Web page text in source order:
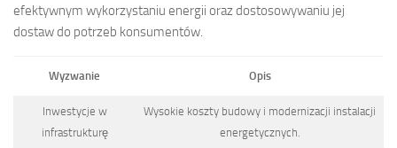
efektywnym wykorzystaniu energii oraz dostosowywaniu jej
dostaw do potrzeb konsumentów.
Wyzwanie Opis
Inwestycje w
infrastrukturę
Wysokie koszty budowy i modernizacji instalacji
energetycznych.